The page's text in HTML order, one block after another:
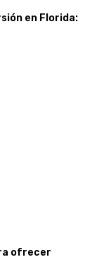
en Florida:
ofrecer